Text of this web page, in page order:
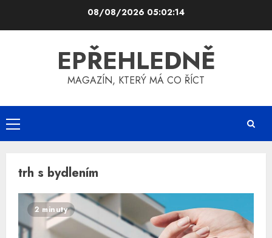
08/08/2026 05:02:15
EPŘEHLEDNĚ
MAGAZÍN, KTERÝ MÁ CO ŘÍCT
Primary
Menu
trh s bydlením
2 minuty